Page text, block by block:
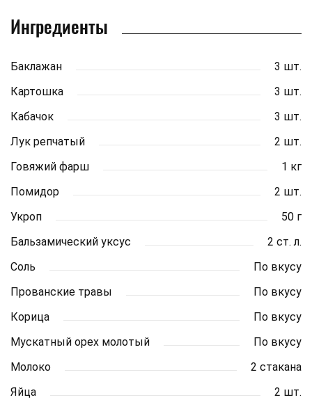
Ингредиенты
Баклажан
3 шт.
Картошка
3 шт.
Кабачок
3 шт.
Лук репчатый
2 шт.
Говяжий фарш
1 кг
Помидор
2 шт.
Укроп
50 г
Бальзамический уксус
2 ст. л.
Соль
По вкусу
Прованские травы
По вкусу
Корица
По вкусу
Мускатный орех молотый
По вкусу
Молоко
2 стакана
Яйца
2 шт.